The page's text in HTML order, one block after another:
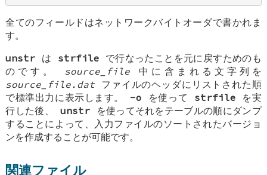
全てのフィールドはネットワークバイトオーダで書かれま
す。
unstr は strfile で行なったことを元に戻すためのも
のです。 source_file 中に含まれる文字列を
source_file .datファイルのヘッダにリストされた順
で標準出力に表示します。 -o を使って strfile を実
行した後、unstr を使ってそれをテーブルの順にダンプ
することによって、入力ファイルのソートされたバージョ
ンを作成することが可能です。
関連ファイル